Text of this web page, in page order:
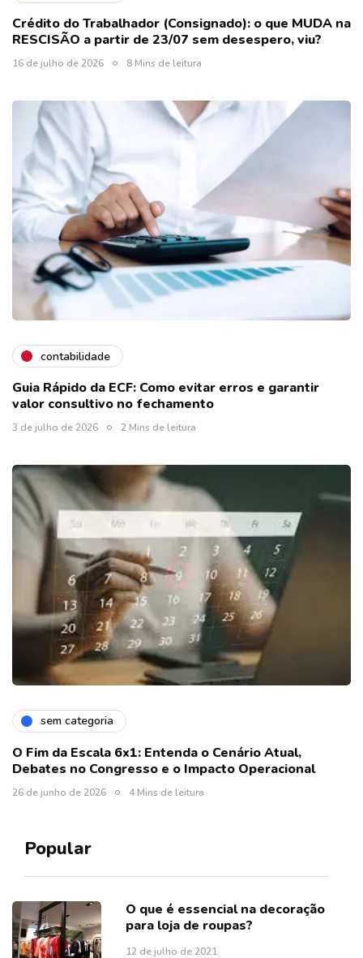
Crédito do Trabalhador (Consignado): o que MUDA na
RESCISÃO a partir de 23/07 sem desespero, viu?
16 de julho de 2026 8 Mins de leitura
contabilidade
Guia Rápido da ECF: Como evitar erros e garantir
valor consultivo no fechamento
3 de julho de 2026 2 Mins de leitura
sem categoria
O Fim da Escala 6x1: Entenda o Cenário Atual,
Debates no Congresso e o Impacto Operacional
26 de junho de 2026 4 Mins de leitura
Popular
O que é essencial na decoração
para loja de roupas?
12 de julho de 2021